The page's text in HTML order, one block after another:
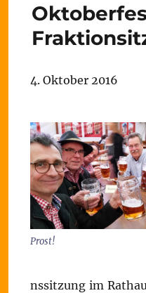
4. Oktober 2016
Prost!
nssitzung im